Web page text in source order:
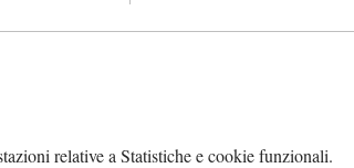
relative a Statistiche e cookie funzionali.